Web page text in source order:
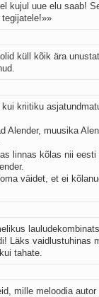
kujul uue elu saab!
küll kõik ära
kriitiku
Alender, muusika
linnas kõlas nii
väidet, et ei
Läks vaidlustuhinas
tahate.
mille meloodia autor